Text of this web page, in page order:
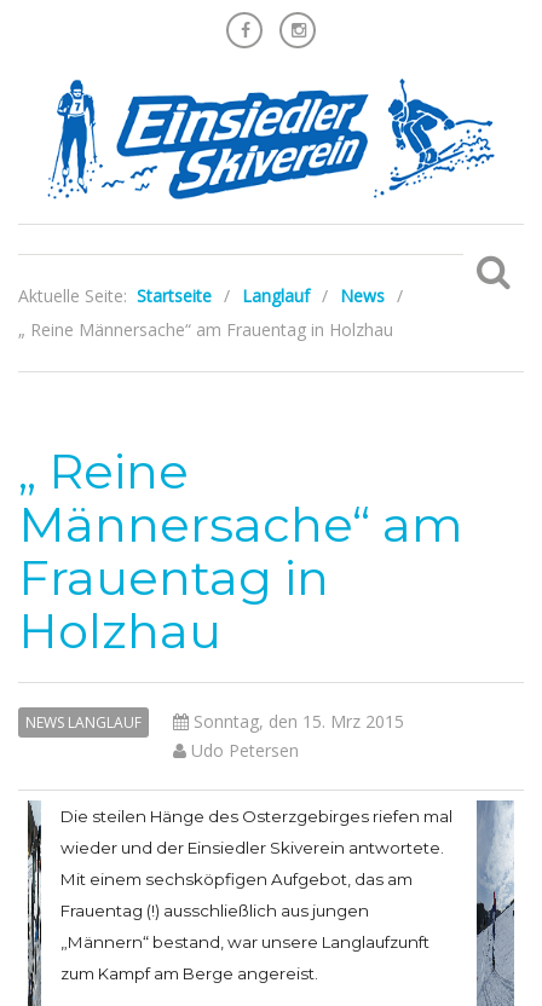
Aktuelle Seite: Startseite / Langlauf / News /
„ Reine Männersache“ am Frauentag in Holzhau
„ Reine
Männersache“ am
Frauentag in
Holzhau
NEWS LANGLAUF
Sonntag, den 15. Mrz 2015
Udo Petersen
Die steilen Hänge des Osterzgebirges riefen mal
wieder und der Einsiedler Skiverein antwortete.
Mit einem sechsköpfigen Aufgebot, das am
Frauentag (!) ausschließlich aus jungen
„Männern“ bestand, war unsere Langlaufzunft
zum Kampf am Berge angereist.